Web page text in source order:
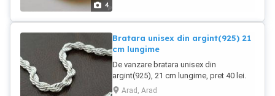
4
Bratara unisex din argint(925) 21
cm lungime
De vanzare bratara unisex din
argint(925), 21 cm lungime, pret 40 lei.
Arad, Arad